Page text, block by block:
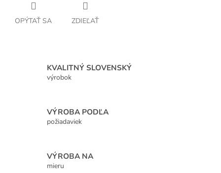
OPÝTAŤ SA ZDIEĽAŤ
KVALITNÝ SLOVENSKÝ
výrobok
VÝROBA PODĽA
požiadaviek
VÝROBA NA
mieru